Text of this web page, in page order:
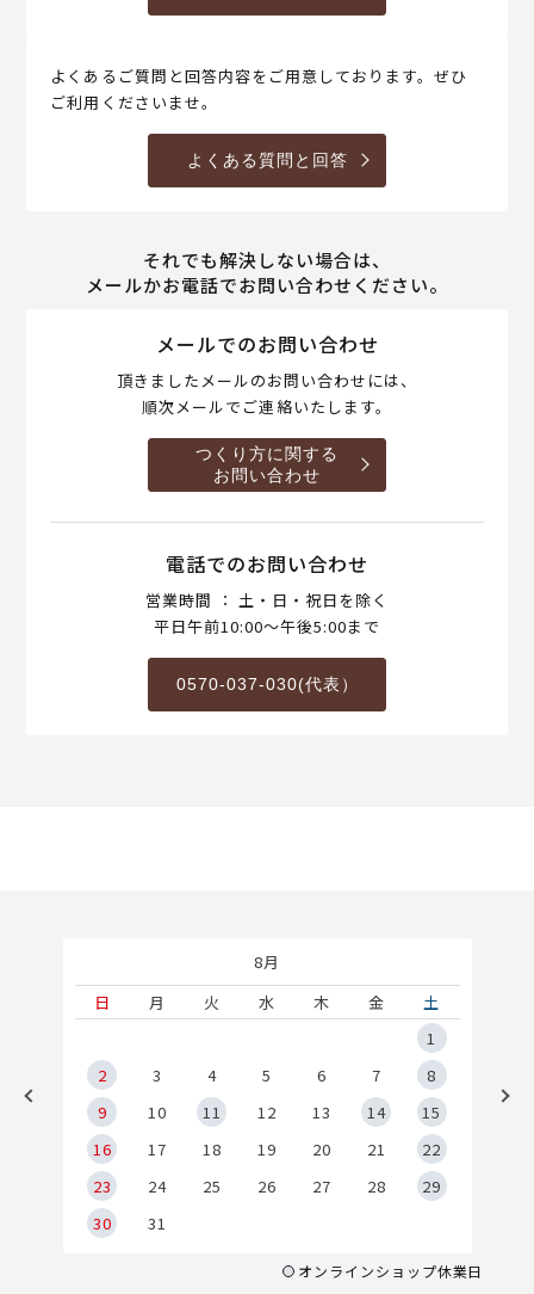
よくあるご質問と回答内容をご用意しております。ぜひ
ご利用くださいませ。
よくある質問と回答
それでも解決しない場合は、
メールかお電話でお問い合わせください。
メールでのお問い合わせ
頂きましたメールのお問い合わせには、
順次メールでご連絡いたします。
つくり方に関する
お問い合わせ
電話でのお問い合わせ
営業時間 ： 土・日・祝日を除く
平日午前10:00～午後5:00まで
0570-037-030(代表）
8月
日
月 火 水 木 金
土
1
2
3 4 5 6 7
8
9
10 11 12 13 14
15
16
17 18 19 20 21
22
23
24 25 26 27 28
29
30
31
オンラインショップ休業日